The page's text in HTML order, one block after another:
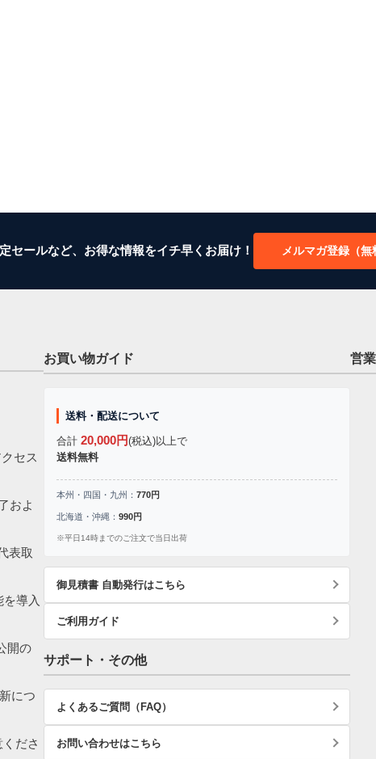
セールなど、お得な情報をイチ早くお届け！ メルマガ登録（無
セス
およ
表取
を導入
開の
につ
ださ
お買い物ガイド
送料・配送について
合計 20,000円(税込)以上で
送料無料
本州・四国・九州： 770円
北海道・沖縄： 990円
※平日14時までのご注文で当日出荷
御見積書 自動発行はこちら
ご利用ガイド
サポート・その他
よくあるご質問（FAQ）
お問い合わせはこちら
営